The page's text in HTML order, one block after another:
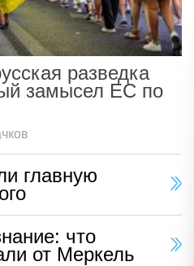
разведка
замысел ЕС по
главную
что
от Меркель